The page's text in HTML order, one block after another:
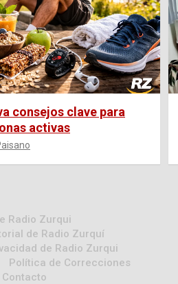
consejos clave para
activas
Radio Zurqui
de Radio Zurquí
de Radio Zurqui
Política de Correcciones
Contacto